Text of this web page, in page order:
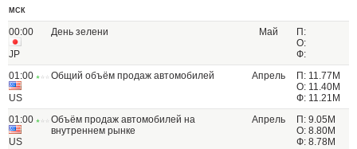
МСК
00:00
JP
День зелени Май
П:
О:
Ф:
01:00
US
Общий объём продаж автомобилей Апрель
П: 11.77M
О: 11.40M
Ф: 11.21M
01:00
US
Объём продаж автомобилей на
внутреннем рынке
Апрель
П: 9.05M
О: 8.80M
Ф: 8.78M